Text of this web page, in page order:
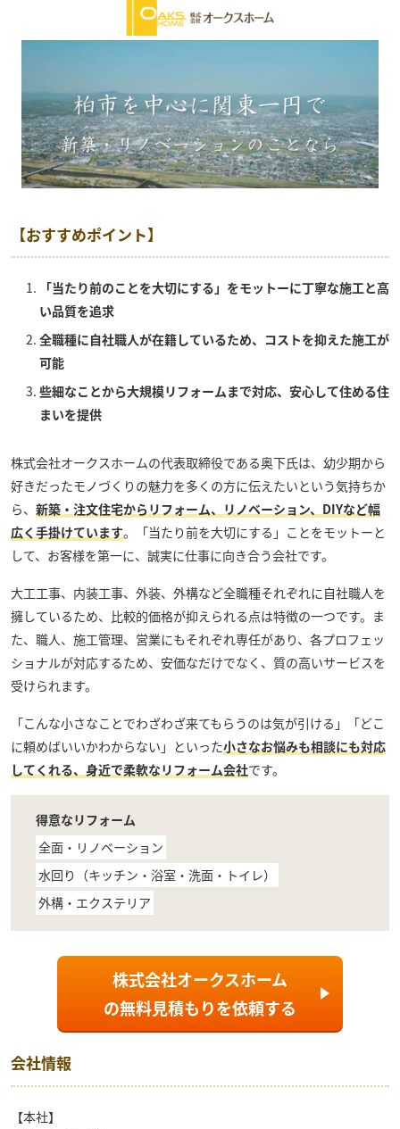
【おすすめポイント】
「当たり前のことを大切にする」をモットーに丁寧な施工と高
い品質を追求
全職種に自社職人が在籍しているため、コストを抑えた施工が
可能
些細なことから大規模リフォームまで対応、安心して住める住
まいを提供
株式会社オークスホームの代表取締役である奥下氏は、幼少期から
好きだったモノづくりの魅力を多くの方に伝えたいという気持ちか
ら、 新築・注文住宅からリフォーム、リノベーション、DIYなど幅
広く手掛けています。「当たり前を大切にする」ことをモットーと
して、お客様を第一に、誠実に仕事に向き合う会社です。
大工工事、内装工事、外装、外構など全職種それぞれに自社職人を
擁しているため、比較的価格が抑えられる点は特徴の一つです。ま
た、職人、施工管理、営業にもそれぞれ専任があり、各プロフェッ
ショナルが対応するため、安価なだけでなく、質の高いサービスを
受けられます。
「こんな小さなことでわざわざ来てもらうのは気が引ける」「どこ
に頼めばいいかわからない」といった小さなお悩みも相談にも対応
してくれる、身近で柔軟なリフォーム会社です。
得意なリフォーム
全面・リノベーション
水回り（キッチン・浴室・洗面・トイレ）
外構・エクステリア
株式会社オークスホーム
の無料見積もりを依頼する
会社情報
【本社】